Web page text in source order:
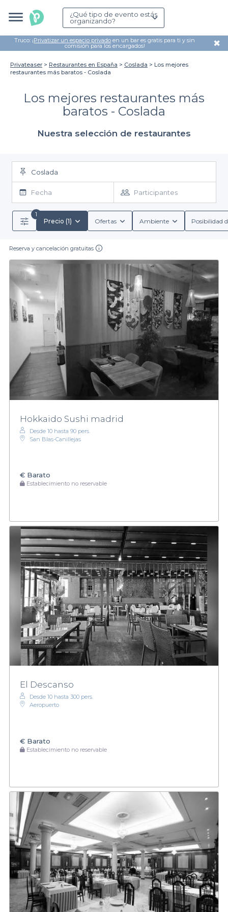
¿Qué tipo de evento estás
organizando?
Truco: ¡Privatizar un espacio privado en un bar es gratis para ti y sin
comisión para los encargados! ✖
Privateaser Restaurantes en España Coslada
Los mejores
restaurantes más baratos - Coslada
Los mejores restaurantes más
baratos - Coslada
Nuestra selección de restaurantes
Coslada
Fecha Participantes
1
Precio (1)
Ofertas Ambiente Posibilidad
Reserva y cancelación gratuitas
Hokkaido Sushi madrid
Desde 10 hasta 90 pers.
San Blas-Canillejas
€ Barato
Establecimiento no reservable
El Descanso
Desde 10 hasta 300 pers.
Aeropuerto
€ Barato
Establecimiento no reservable